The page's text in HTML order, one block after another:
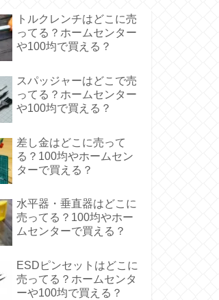
トルクレンチはどこに売
ってる？ホームセンター
や100均で買える？
スパッジャーはどこで売
ってる？ホームセンター
や100均で買える？
差し金はどこに売って
る？100均やホームセン
ターで買える？
水平器・垂直器はどこに
売ってる？100均やホー
ムセンターで買える？
ESDピンセットはどこに
売ってる？ホームセンタ
ーや100均で買える？